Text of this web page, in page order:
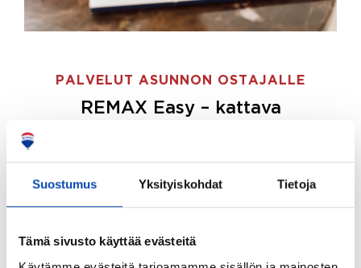
Suostumus Yksityiskohdat Tietoja
Tämä sivusto käyttää evästeitä
PALVELUT ASUNNON OSTAJALLE
REMAX Easy – kattava
ostajille.
Tee ostotoimeksianto ja etsimme juuri